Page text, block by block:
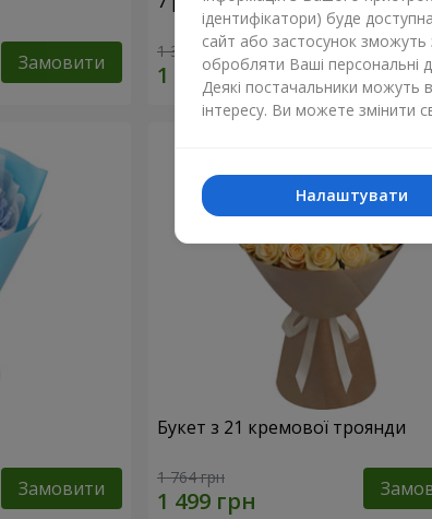
Замовити 1 364 грн
Замовити
Букет з 21 кремової троянди
1 764 грн
ідентифікатори) буде
сайт або застосунок
обробляти Ваші персональні
Деякі постачальники можуть
інтересу. Ви можете змінити
Налаштувати